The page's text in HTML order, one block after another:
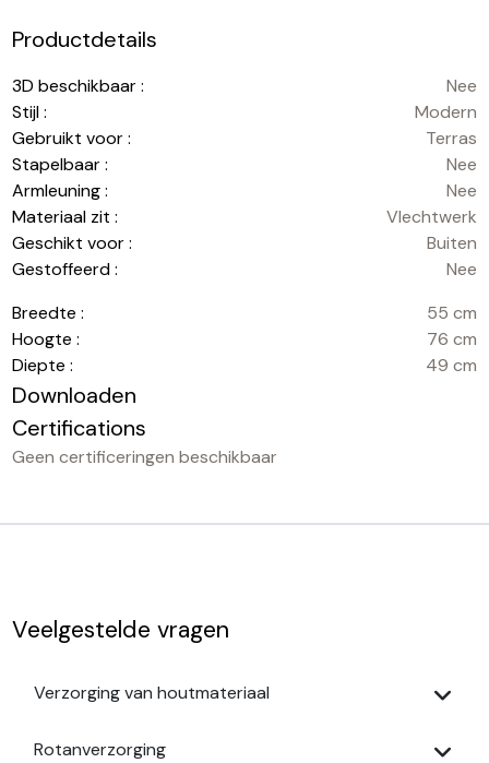
Productdetails
3D beschikbaar :
Nee
Stijl :
Modern
Gebruikt voor :
Terras
Stapelbaar :
Nee
Armleuning :
Nee
Materiaal zit :
Vlechtwerk
Geschikt voor :
Buiten
Gestoffeerd :
Nee
Breedte :
55 cm
Hoogte :
76 cm
Diepte :
49 cm
Downloaden
Certifications
Geen certificeringen beschikbaar
Veelgestelde vragen
Verzorging van houtmateriaal
Rotanverzorging